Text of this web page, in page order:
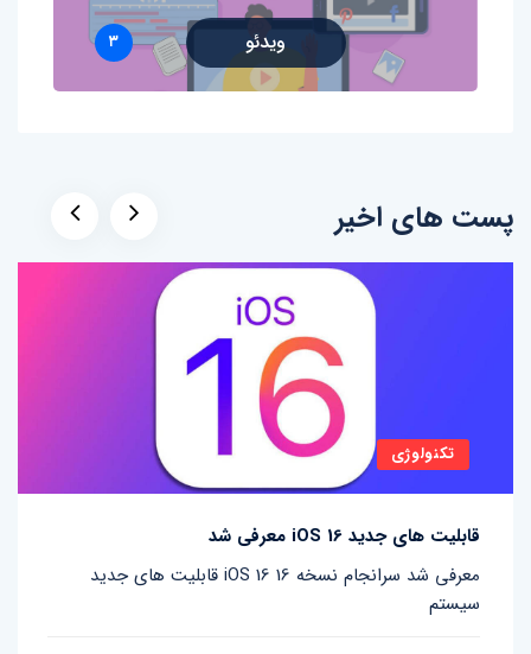
ویدئو ۳
پست های اخیر
تکنولوژی
قابلیت های جدید iOS 16 معرفی شد
قابلیت های جدید iOS 16 معرفی شد سرانجام نسخه 16
سیستم